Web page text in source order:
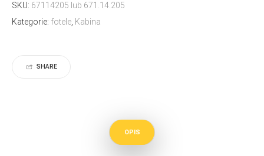
SKU: 67114205 lub 671.14.205
Kategorie: fotele Kabina
SHARE
OPIS